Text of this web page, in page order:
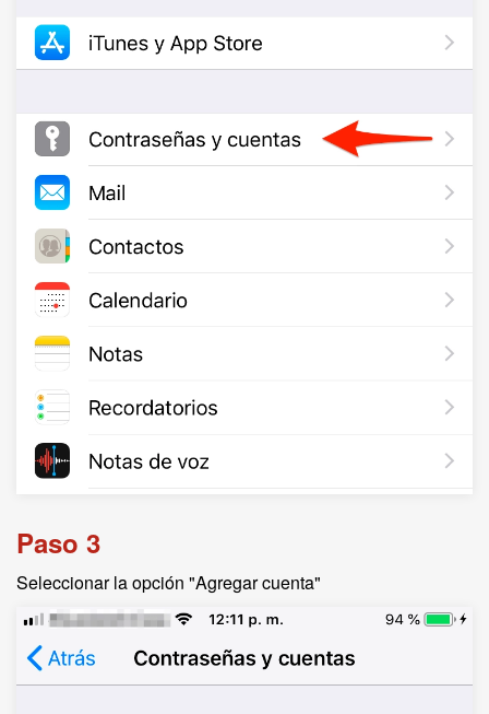
Paso 3
Seleccionar la opción "Agregar cuenta"